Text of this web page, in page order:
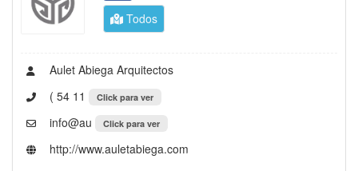
Todos
Aulet Abiega Arquitectos
( 54 11
Click para ver
info@au Click para ver
http://www.auletabiega.com